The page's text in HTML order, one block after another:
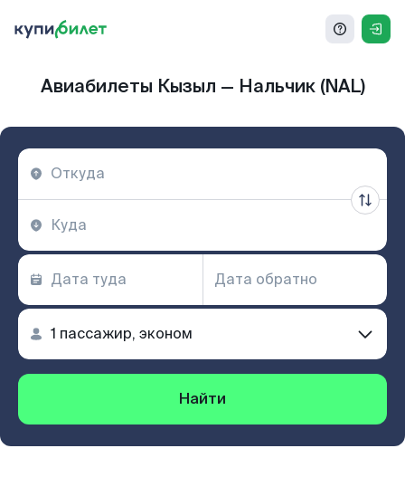
Авиабилеты Кызыл — Нальчик (NAL)
Найти